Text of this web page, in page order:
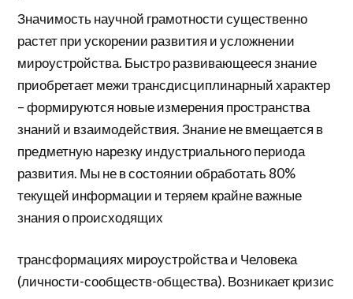
Значимость научной грамотности существенно
растет при ускорении развития и усложнении
мироустройства. Быстро развивающееся знание
приобретает межи трансдисциплинарный характер
– формируются новые измерения пространства
знаний и взаимодействия. Знание не вмещается в
предметную нарезку индустриального периода
развития. Мы не в состоянии обработать 80%
текущей информации и теряем крайне важные
знания о происходящих
трансформациях мироустройства и Человека
(личности-сообществ-общества). Возникает кризис